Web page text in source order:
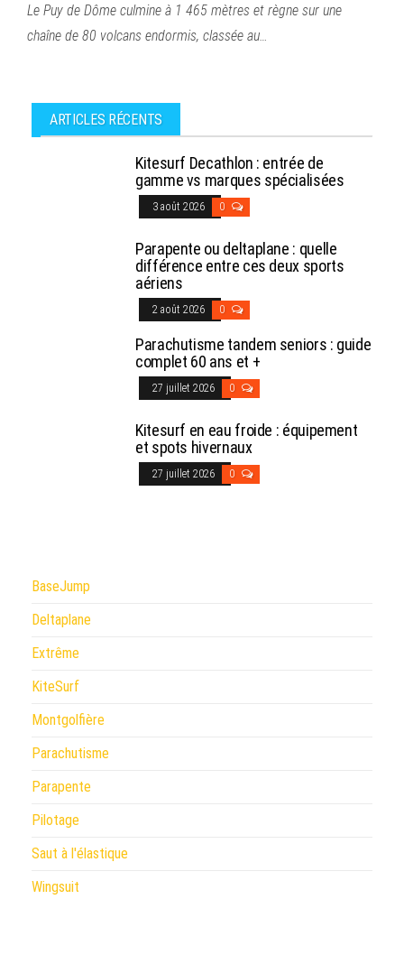
Le Puy de Dôme culmine à 1 465 mètres et règne sur une
chaîne de 80 volcans endormis, classée au…
ARTICLES RÉCENTS
Kitesurf Decathlon : entrée de
gamme vs marques spécialisées
3 août 2026 0
Parapente ou deltaplane : quelle
différence entre ces deux sports
aériens
2 août 2026 0
Parachutisme tandem seniors : guide
complet 60 ans et +
27 juillet 2026 0
Kitesurf en eau froide : équipement
et spots hivernaux
27 juillet 2026 0
BaseJump
Deltaplane
Extrême
KiteSurf
Montgolfière
Parachutisme
Parapente
Pilotage
Saut à l'élastique
Wingsuit